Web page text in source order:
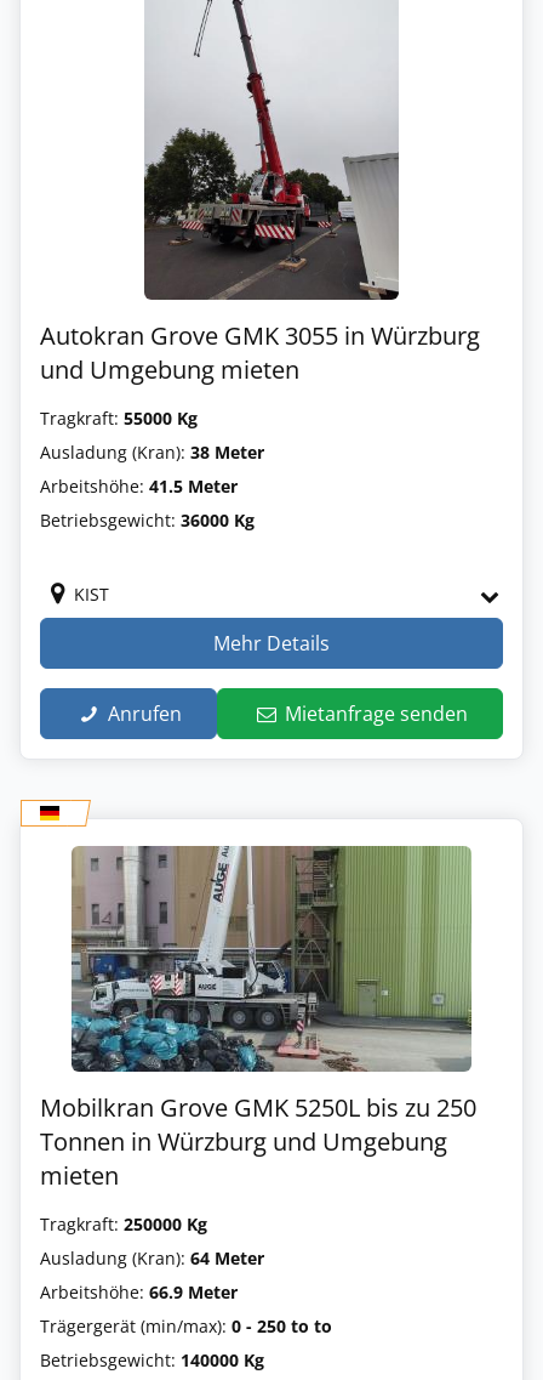
Autokran Grove GMK 3055 in Würzburg
und Umgebung mieten
Tragkraft: 55000 Kg
Ausladung (Kran): 38 Meter
Arbeitshöhe: 41.5 Meter
Betriebsgewicht: 36000 Kg
KIST
Mehr Details
Anrufen Mietanfrage senden
Mobilkran Grove GMK 5250L bis zu 250
Tonnen in Würzburg und Umgebung
mieten
Tragkraft: 250000 Kg
Ausladung (Kran): 64 Meter
Arbeitshöhe: 66.9 Meter
Trägergerät (min/max): 0 - 250 to to
Betriebsgewicht: 140000 Kg